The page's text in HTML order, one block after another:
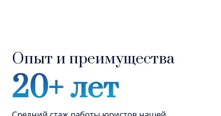
1000+
Клиентов благодарных нам за помощь в
решении проблем